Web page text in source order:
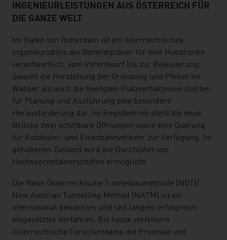
INGENIEURLEISTUNGEN AUS ÖSTERREICH FÜR
DIE GANZE WELT
Im Hafen von Rotterdam ist ein österreichisches
Ingenieursbüro als Generalplaner für eine Hubbrücke
verantwortlich, vom Vorentwurf bis zur Realisierung.
Sowohl die Herstellung der Gründung und Pfeiler im
Wasser als auch die beengten Platzverhältnisse stellten
für Planung und Ausführung eine besondere
Herausforderung dar. Im Regelbetrieb stellt die neue
Brücke zwei schiffbare Öffnungen sowie eine Querung
für Autobahn- und Eisenbahnverkehr zur Verfügung. Im
gehobenen Zustand wird die Durchfahrt von
Hochseecontainerschiffen ermöglicht.
Die Neue Österreichische Tunnelbaumethode (NÖT)/
New Austrian Tunnelling Method (NATM) ist ein
international bekanntes und seit langem erfolgreich
eingesetztes Verfahren. Bis heute verfeinern
österreichische Forscherteams die Prozesse und